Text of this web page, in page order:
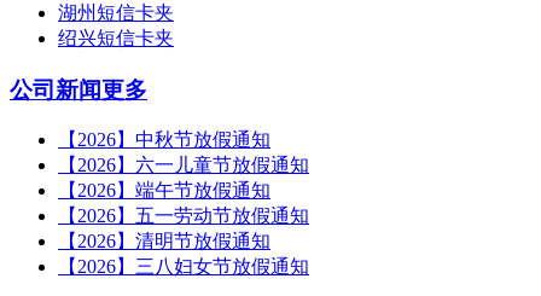
湖州短信卡夹
绍兴短信卡夹
公司新闻更多
【2026】中秋节放假通知
【2026】六一儿童节放假通知
【2026】端午节放假通知
【2026】五一劳动节放假通知
【2026】清明节放假通知
【2026】三八妇女节放假通知